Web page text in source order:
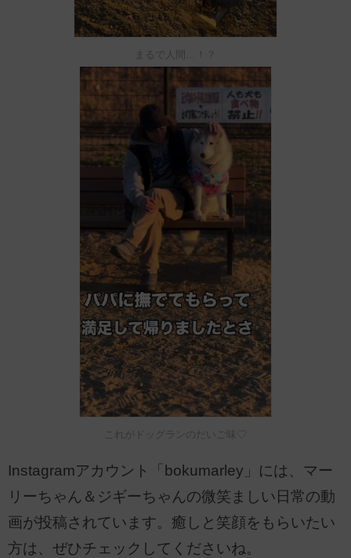
まるで人間…！？
これがドッグランのだいご味♡
Instagramアカウント「bokumarley」には、マー
リーちゃん＆ジギーちゃんの微笑ましい日常の動
画が投稿されています。癒しと笑顔をもらいたい
方は、ぜひチェックしてくださいね。